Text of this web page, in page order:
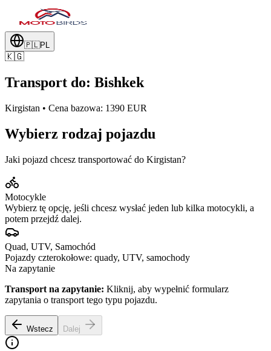
🇵🇱PL
🇰🇬
Transport do: Bishkek
Kirgistan • Cena bazowa: 1390 EUR
Wybierz rodzaj pojazdu
Jaki pojazd chcesz transportować do Kirgistan?
Motocykle
Wybierz tę opcję, jeśli chcesz wysłać jeden lub kilka motocykli, a
potem przejdź dalej.
Quad, UTV, Samochód
Pojazdy czterokołowe: quady, UTV, samochody
Na zapytanie
Transport na zapytanie: Kliknij, aby wypełnić formularz
zapytania o transport tego typu pojazdu.
Wstecz Dalej